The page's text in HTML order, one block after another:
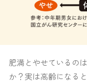
肥満とやせているの
か？実は高齢になる